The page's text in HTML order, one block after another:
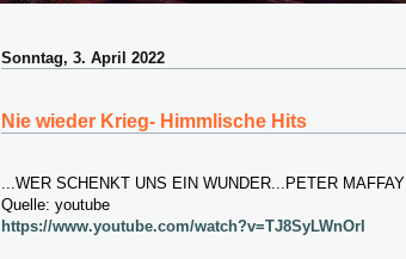
Sonntag, 3. April 2022
Nie wieder Krieg- Himmlische Hits
...WER SCHENKT UNS EIN WUNDER...PETER MAFFAY
Quelle: youtube
https://www.youtube.com/watch?v=TJ8SyLWnOrI